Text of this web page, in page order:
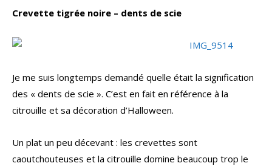
Crevette tigrée noire – dents de scie
Je me suis longtemps demandé quelle était la signification
des « dents de scie ». C’est en fait en référence à la
citrouille et sa décoration d’Halloween.
Un plat un peu décevant : les crevettes sont
caoutchouteuses et la citrouille domine beaucoup trop le